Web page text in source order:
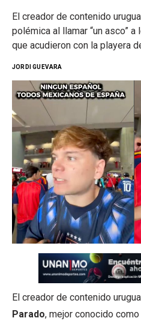
El creador de contenido
polémica al llamar “un asco”
que acudieron con la playera
JORDI GUEVARA
El creador de contenido
Parado, mejor conocido como